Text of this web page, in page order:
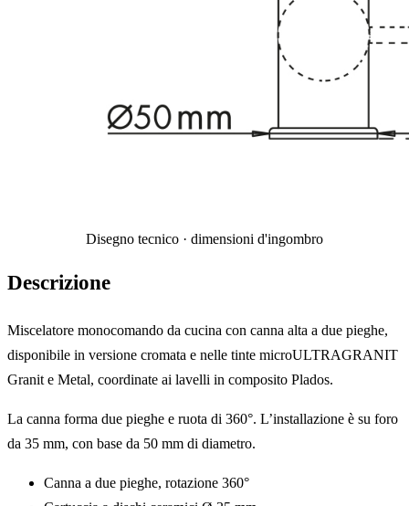
Disegno tecnico · dimensioni d'ingombro
Descrizione
Miscelatore monocomando da cucina con canna alta a due pieghe,
disponibile in versione cromata e nelle tinte microULTRAGRANIT
Granit e Metal, coordinate ai lavelli in composito Plados.
La canna forma due pieghe e ruota di 360°. L’installazione è su foro
da 35 mm, con base da 50 mm di diametro.
Canna a due pieghe, rotazione 360°